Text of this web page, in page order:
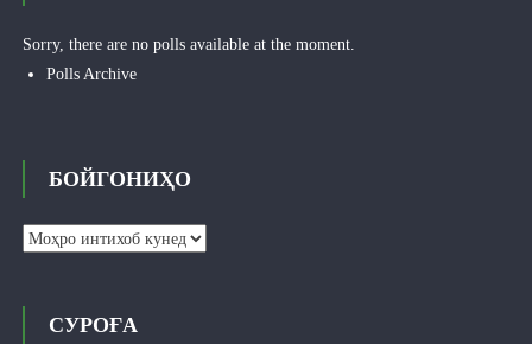
Sorry, there are no polls available at the moment.
Polls Archive
БОЙГОНИҲО
Бойгониҳо
СУРОҒА